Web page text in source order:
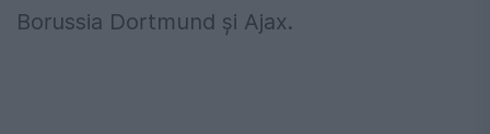
Borussia Dortmund şi Ajax.